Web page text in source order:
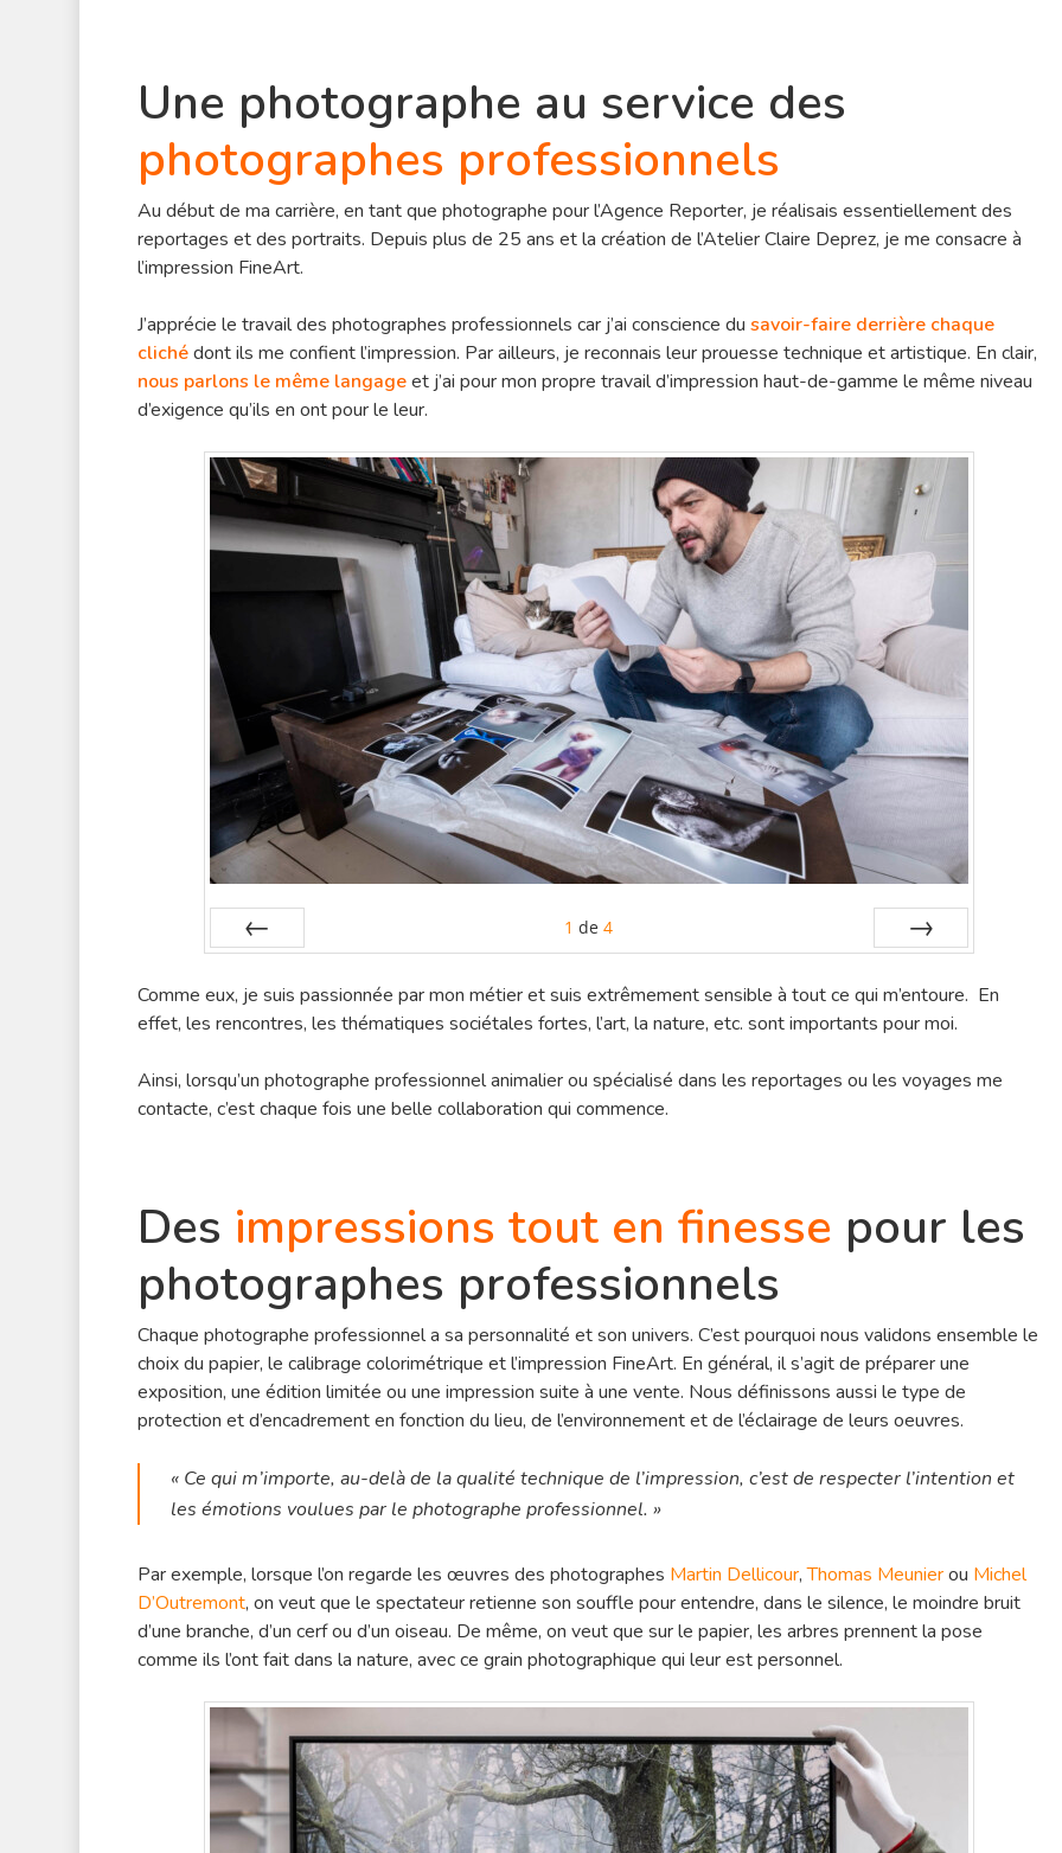
Une photographe au service des
photographes professionnels
Au début de ma carrière, en tant que photographe pour l’Agence Reporter, je réalisais essentiellement des
reportages et des portraits. Depuis plus de 25 ans et la création de l’Atelier Claire Deprez, je me consacre à
l’impression FineArt.
J’apprécie le travail des photographes professionnels car j’ai conscience du savoir-faire derrière chaque
clichédont ils me confient l’impression. Par ailleurs, je reconnais leur prouesse technique et artistique. En clair,
nous parlons le même langageet j’ai pour mon propre travail d’impression haut-de-gamme le même niveau
d’exigence qu’ils en ont pour le leur.
1 de 4
Comme eux, je suis passionnée par mon métier et suis extrêmement sensible à tout ce qui m’entoure. En
effet, les rencontres, les thématiques sociétales fortes, l’art, la nature, etc. sont importants pour moi.
Ainsi, lorsqu’un photographe professionnel animalier ou spécialisé dans les reportages ou les voyages me
contacte, c’est chaque fois une belle collaboration qui commence.
Des impressions tout en finesse pour les
photographes professionnels
Chaque photographe professionnel a sa personnalité et son univers. C’est pourquoi nous validons ensemble le
choix du papier, le calibrage colorimétrique et l’impression FineArt. En général, il s’agit de préparer une
exposition, une édition limitée ou une impression suite à une vente. Nous définissons aussi le type de
protection et d’encadrement en fonction du lieu, de l’environnement et de l’éclairage de leurs oeuvres.
« Ce qui m’importe, au-delà de la qualité technique de l’impression, c’est de respecter l’intention et
les émotions voulues par le photographe professionnel. »
Par exemple, lorsque l’on regarde les œuvres des photographes Martin Dellicour,Thomas Meunierou Michel
D’Outremont, on veut que le spectateur retienne son souffle pour entendre, dans le silence, le moindre bruit
d’une branche, d’un cerf ou d’un oiseau. De même, on veut que sur le papier, les arbres prennent la pose
comme ils l’ont fait dans la nature, avec ce grain photographique qui leur est personnel.